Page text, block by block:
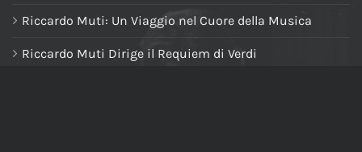
Riccardo Muti: Un Viaggio nel Cuore della Musica
Riccardo Muti Dirige il Requiem di Verdi